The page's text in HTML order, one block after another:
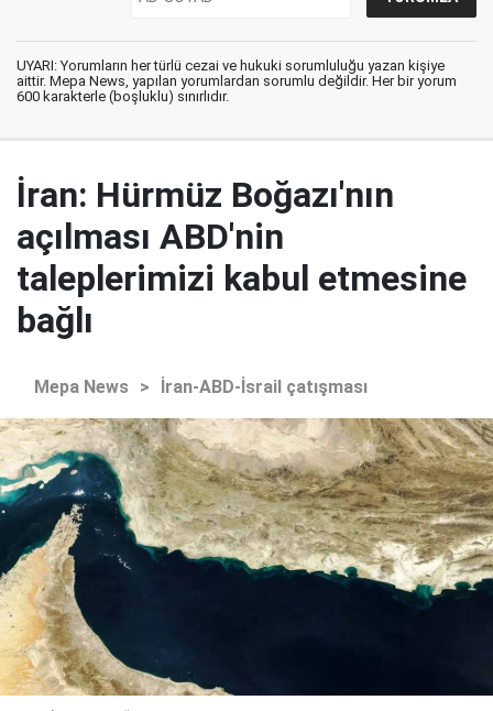
UYARI: Yorumların her türlü cezai ve hukuki sorumluluğu yazan kişiye
aittir. Mepa News, yapılan yorumlardan sorumlu değildir. Her bir yorum
600 karakterle (boşluklu) sınırlıdır.
İran: Hürmüz Boğazı'nın
açılması ABD'nin
taleplerimizi kabul etmesine
bağlı
Mepa News > İran-ABD-İsrail çatışması